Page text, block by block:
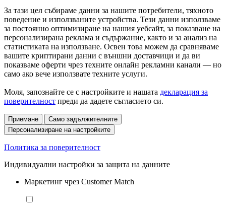
За тази цел събираме данни за нашите потребители, тяхното
поведение и използваните устройства. Тези данни използваме
за постоянно оптимизиране на нашия уебсайт, за показване на
персонализирана реклама и съдържание, както и за анализ на
статистиката на използване. Освен това можем да сравняваме
вашите криптирани данни с външни доставчици и да ви
показваме оферти чрез техните онлайн рекламни канали — но
само ако вече използвате техните услуги.
Моля, запознайте се с настройките и нашата декларация за
поверителност преди да дадете съгласието си.
Приемане
Само задължителните
Персонализиране на настройките
Политика за поверителност
Индивидуални настройки за защита на данните
Маркетинг чрез Customer Match